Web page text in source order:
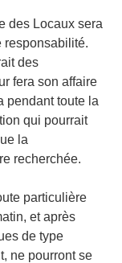
des Locaux sera
responsabilité.
des
fera son affaire
pendant toute la
qui pourrait
la
recherchée.
particulière
et après
de type
ne pourront se